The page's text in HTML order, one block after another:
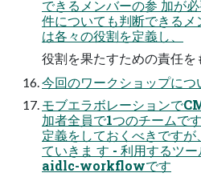
できるメンバーの参 加が
件についても判断できる
は各々の役割を定義し、
役割を果たすための責任を
今回のワークショップにつ
モブエラボレーションで
加者全員で1つのチームで
定義をしておくべきです
ていきま す - 利用するツ
aidlc-workflowです